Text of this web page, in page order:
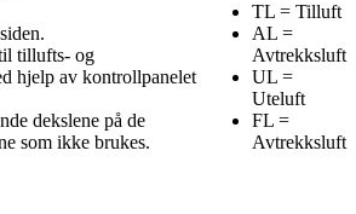
tillufts- og
hjelp av kontrollpanelet
dekslene på de
som ikke brukes.
TL = Tilluft
AL =
Avtrekksluft
UL =
Uteluft
FL =
Avtrekksluft